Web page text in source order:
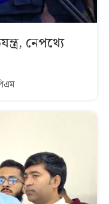
নেপথ্যে